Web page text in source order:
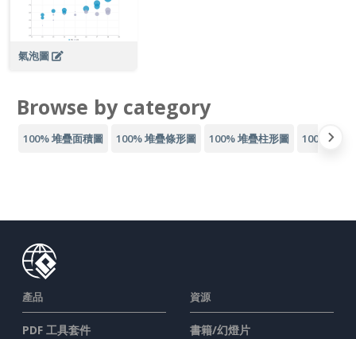
氣泡圖
Browse by category
100% 堆疊面積圖 100% 堆疊條形圖 100% 堆疊柱形圖 100% 疊線
產品
PDF 工具套件
資源
書籍/幻燈片